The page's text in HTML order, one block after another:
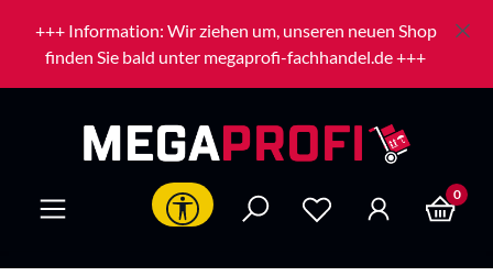
Zum Hauptinhalt springen
+++ Information: Wir ziehen um, unseren neuen Shop
finden Sie bald unter megaprofi-fachhandel.de +++
Werkzeugleiste anzeigen 0